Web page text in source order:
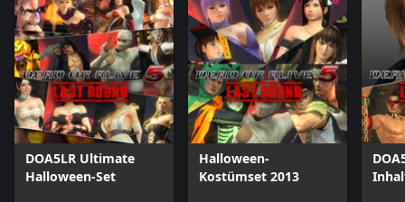
DOA5LR Ultimate
Halloween-Set
Halloween-
Kostümset 2013